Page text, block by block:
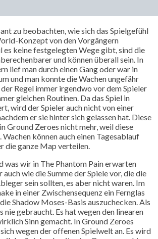
zu beobachten, wie sich das Spielgefühl
Konzept von den Vorgängern
es keine festgelegten Wege gibt, sind die
und können überall sein. In
lief man durch einen Gang oder war in
und man konnte die Wachen ungefähr
der Regel immer irgendwo vor dem Spieler
gleichen Routinen. Da das Spiel in
wird der Spieler auch nicht von einer
er sie hinter sich gelassen hat. Diese
Ground Zeroes nicht mehr, weil diese
können auch einen Tagesablauf
die ganze Map verteilen.
was wir in The Phantom Pain erwarten
wie die Summe der Spiele vor, die die
sein sollten, es aber nicht waren. Im
in einer Zwischensequenz ein Fernglas
Shadow Moses-Basis auszuchecken. Als
nie gebraucht. Es hat wegen den linearen
Sinn gemacht. In Ground Zeroes
wegen der offenen Spielwelt an. Es wird